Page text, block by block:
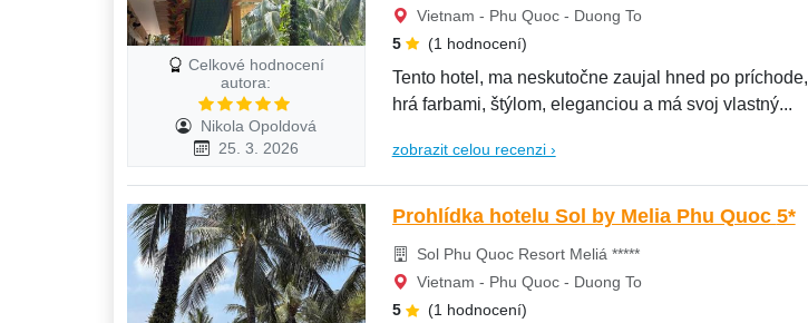
Celkové hodnocení
autora:
Nikola Opoldová
25. 3. 2026
Vietnam - Phu Quoc - Duong To
5
(1 hodnocení)
Tento hotel, ma neskutočne zaujal hned po príchode,
hrá farbami, štýlom, eleganciou a má svoj vlastný...
zobrazit celou recenzi ›
Prohlídka hotelu Sol by Melia Phu Quoc 5*
Sol Phu Quoc Resort Meliá *****
Vietnam - Phu Quoc - Duong To
5
(1 hodnocení)